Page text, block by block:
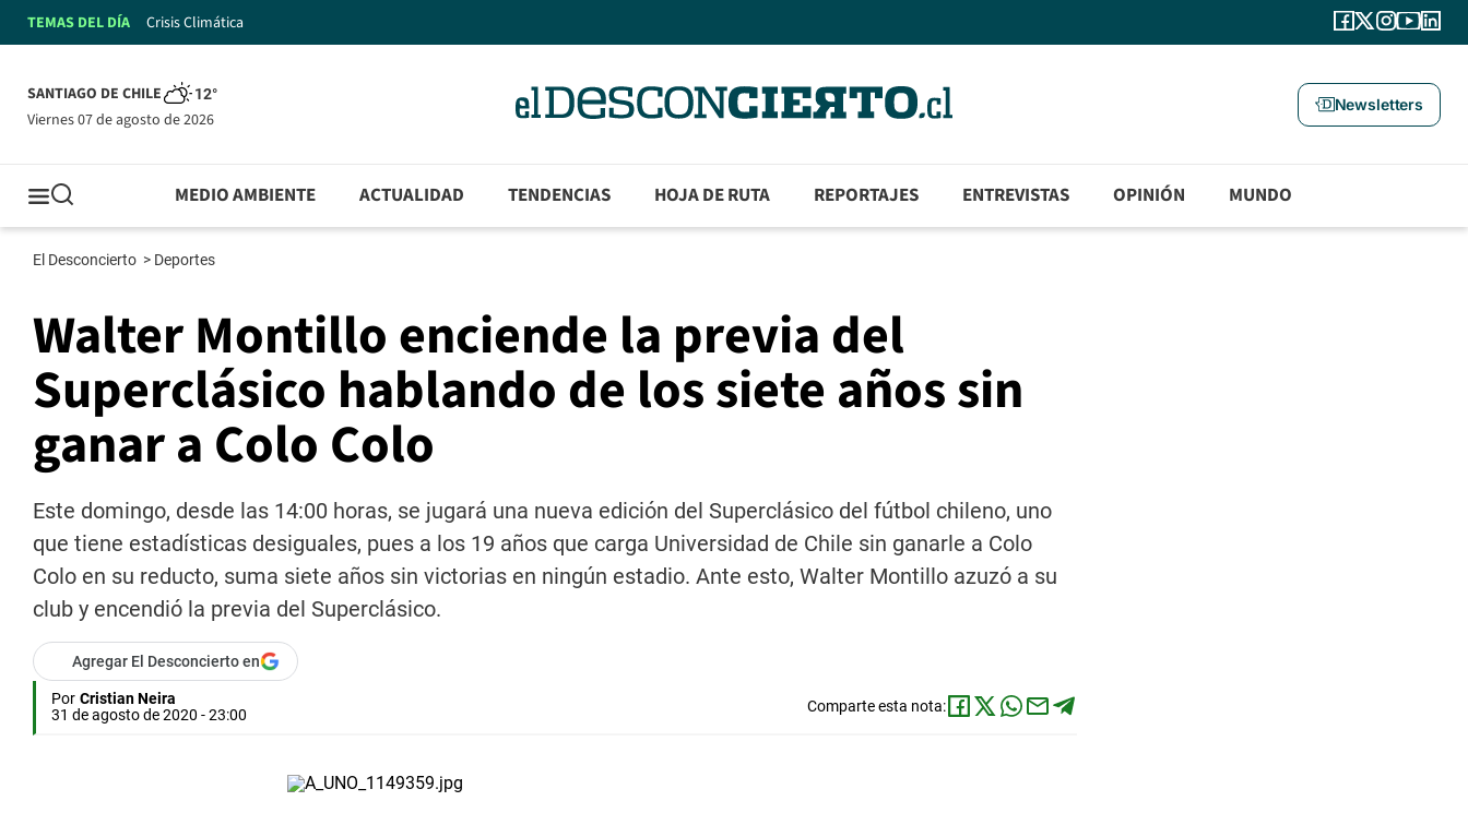
TEMAS DEL DÍA Crisis Climática
SANTIAGO DE CHILE 12°
viernes 07 de agosto de 2026
Newsletters
MEDIO AMBIENTE ACTUALIDAD TENDENCIAS HOJA DE RUTA REPORTAJES ENTREVISTAS OPINIÓN MUNDO
El Desconcierto > Deportes
Walter Montillo enciende la previa del
Superclásico hablando de los siete años sin
ganar a Colo Colo
Este domingo, desde las 14:00 horas, se jugará una nueva edición del Superclásico del fútbol chileno, uno
que tiene estadísticas desiguales, pues a los 19 años que carga Universidad de Chile sin ganarle a Colo
Colo en su reducto, suma siete años sin victorias en ningún estadio. Ante esto, Walter Montillo azuzó a su
club y encendió la previa del Superclásico.
Agregar El Desconcierto en
Por Cristian Neira
31 de agosto de 2020 - 23:00
Comparte esta nota: